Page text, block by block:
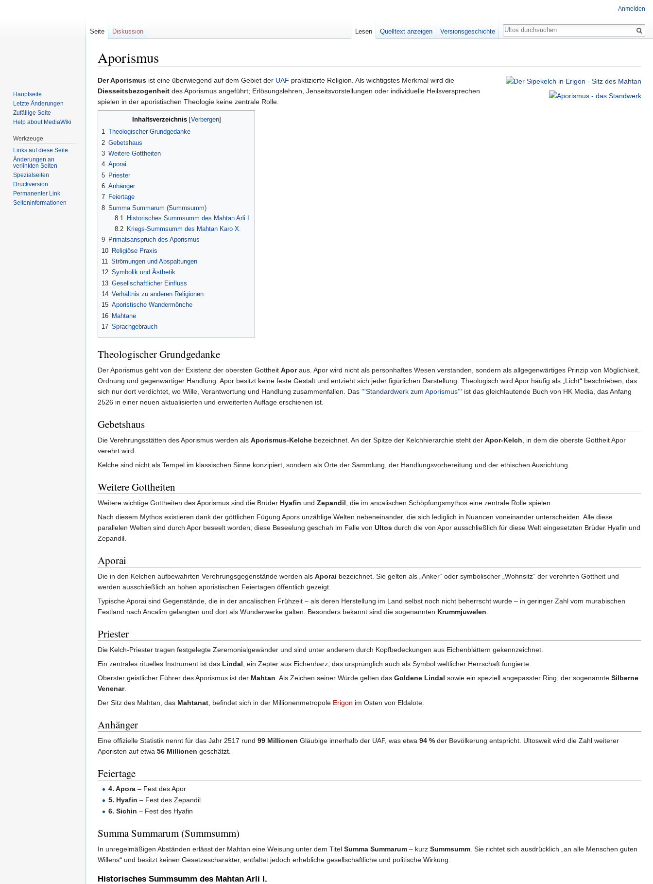
Aporismus
Zur
Navigation
springen
Zur
Suche
springen
Der Aporismus ist eine überwiegend auf dem Gebiet der UAF praktizierte Religion. Als wichtigstes Merkmal wird die
Diesseitsbezogenheit des Aporismus angeführt; Erlösungslehren, Jenseitsvorstellungen oder individuelle Heilsversprechen
spielen in der aporistischen Theologie keine zentrale Rolle.
Inhaltsverzeichnis
1 Theologischer Grundgedanke
2 Gebetshaus
3 Weitere Gottheiten
4 Aporai
5 Priester
6 Anhänger
7 Feiertage
8 Summa Summarum (Summsumm)
8.1
Historisches Summsumm des Mahtan Arli I.
8.2
Kriegs-Summsumm des Mahtan Karo X.
9 Primatsanspruch des Aporismus
10 Religiöse Praxis
11 Strömungen und Abspaltungen
12 Symbolik und Ästhetik
13 Gesellschaftlicher Einfluss
14 Verhältnis zu anderen Religionen
15 Aporistische Wandermönche
16 Mahtane
17 Sprachgebrauch
Theologischer Grundgedanke
Der Aporismus geht von der Existenz der obersten Gottheit Aporaus. Apor wird nicht als personhaftes Wesen verstanden, sondern als allgegenwärtiges Prinzip von Möglichkeit,
Ordnung und gegenwärtiger Handlung. Apor besitzt keine feste Gestalt und entzieht sich jeder figürlichen Darstellung. Theologisch wird Apor häufig als „Licht“ beschrieben, das
sich nur dort verdichtet, wo Wille, Verantwortung und Handlung zusammenfallen. Das '''Standardwerk zum Aporismus''' ist das gleichlautende Buch von HK Media, das Anfang
2526 in einer neuen aktualisierten und erweiterten Auflage erschienen ist.
Gebetshaus
Die Verehrungsstätten des Aporismus werden als Aporismus-Kelche bezeichnet. An der Spitze der Kelchhierarchie steht der Apor-Kelch, in dem die oberste Gottheit Apor
verehrt wird.
Kelche sind nicht als Tempel im klassischen Sinne konzipiert, sondern als Orte der Sammlung, der Handlungsvorbereitung und der ethischen Ausrichtung.
Weitere Gottheiten
Weitere wichtige Gottheiten des Aporismus sind die Brüder Hyafin und Zepandil, die im ancalischen Schöpfungsmythos eine zentrale Rolle spielen.
Nach diesem Mythos existieren dank der göttlichen Fügung Apors unzählige Welten nebeneinander, die sich lediglich in Nuancen voneinander unterscheiden. Alle diese
parallelen Welten sind durch Apor beseelt worden; diese Beseelung geschah im Falle von Ultos durch die von Apor ausschließlich für diese Welt eingesetzten Brüder Hyafin und
Zepandil.
Aporai
Die in den Kelchen aufbewahrten Verehrungsgegenstände werden als Aporai bezeichnet. Sie gelten als „Anker“ oder symbolischer „Wohnsitz“ der verehrten Gottheit und
werden ausschließlich an hohen aporistischen Feiertagen öffentlich gezeigt.
Typische Aporai sind Gegenstände, die in der ancalischen Frühzeit – als deren Herstellung im Land selbst noch nicht beherrscht wurde – in geringer Zahl vom murabischen
Festland nach Ancalim gelangten und dort als Wunderwerke galten. Besonders bekannt sind die sogenannten Krummjuwelen.
Priester
Die Kelch-Priester tragen festgelegte Zeremonialgewänder und sind unter anderem durch Kopfbedeckungen aus Eichenblättern gekennzeichnet.
Ein zentrales rituelles Instrument ist das Lindal, ein Zepter aus Eichenharz, das ursprünglich auch als Symbol weltlicher Herrschaft fungierte.
Oberster geistlicher Führer des Aporismus ist der Mahtan. Als Zeichen seiner Würde gelten das Goldene Lindal sowie ein speziell angepasster Ring, der sogenannte Silberne
Venenar.
Der Sitz des Mahtan, das Mahtanat, befindet sich in der Millionenmetropole Erigon im Osten von Eldalote.
Anhänger
Eine offizielle Statistik nennt für das Jahr 2517 rund 99 Millionen Gläubige innerhalb der UAF, was etwa 94 % der Bevölkerung entspricht. Ultosweit wird die Zahl weiterer
Aporisten auf etwa 56 Millionen geschätzt.
Feiertage
4. Apora – Fest des Apor
5. Hyafin – Fest des Zepandil
6. Sichin – Fest des Hyafin
Summa Summarum (Summsumm)
In unregelmäßigen Abständen erlässt der Mahtan eine Weisung unter dem Titel Summa Summarum – kurz Summsumm. Sie richtet sich ausdrücklich „an alle Menschen guten
Willens“ und besitzt keinen Gesetzescharakter, entfaltet jedoch erhebliche gesellschaftliche und politische Wirkung.
Historisches Summsumm des Mahtan Arli I.
Anmelden
Seite Diskussion Lesen Quelltext anzeigen Versionsgeschichte
Suche
Hauptseite
Letzte Änderungen
Zufällige Seite
Help about MediaWiki
Werkzeuge
Links auf diese Seite
Änderungen an
verlinkten Seiten
Spezialseiten
Druckversion
Permanenter Link
Seiten­informationen